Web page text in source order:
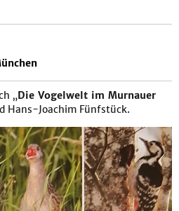
„Die Vogelwelt im Murnauer
Hans-Joachim Fünfstück.